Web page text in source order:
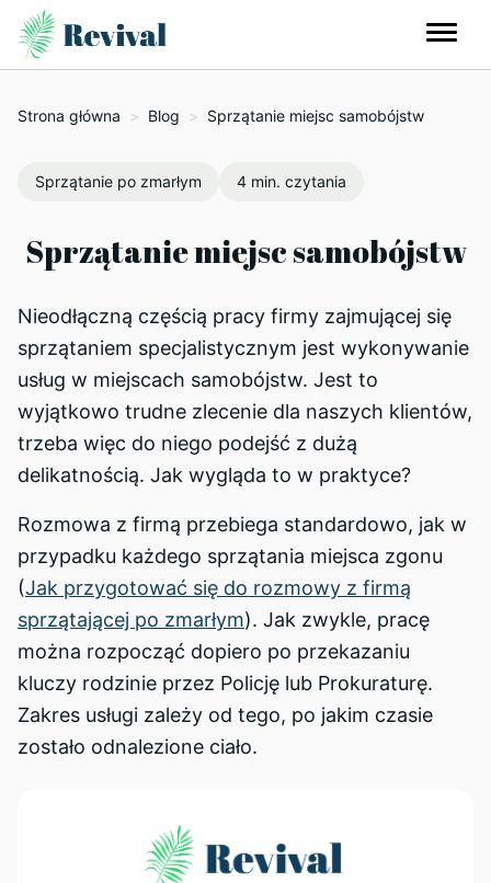
Strona główna > Blog > Sprzątanie miejsc samobójstw
Sprzątanie po zmarłym 4 min. czytania
Sprzątanie miejsc samobójstw
Nieodłączną częścią pracy firmy zajmującej się
sprzątaniem specjalistycznym jest wykonywanie
usług w miejscach samobójstw. Jest to
wyjątkowo trudne zlecenie dla naszych klientów,
trzeba więc do niego podejść z dużą
delikatnością. Jak wygląda to w praktyce?
Rozmowa z firmą przebiega standardowo, jak w
przypadku każdego sprzątania miejsca zgonu
(Jak przygotować się do rozmowy z firmą
sprzątającej po zmarłym). Jak zwykle, pracę
można rozpocząć dopiero po przekazaniu
kluczy rodzinie przez Policję lub Prokuraturę.
Zakres usługi zależy od tego, po jakim czasie
zostało odnalezione ciało.